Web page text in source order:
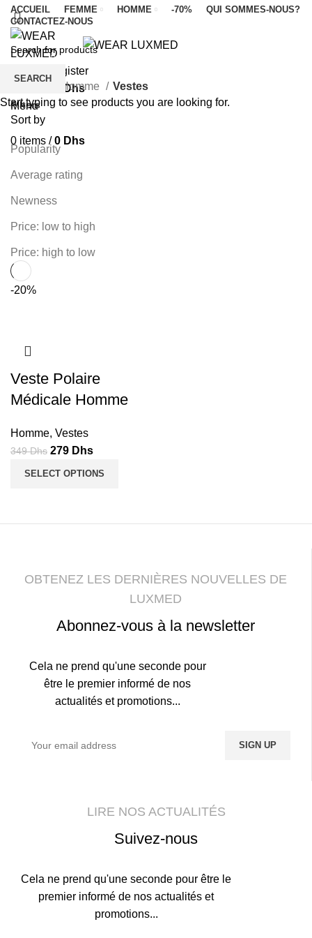
ACCUEIL FEMME HOMME -70%
QUI SOMMES-NOUS?
CONTACTEZ-NOUS
Login / Register
Dhs
Menu
0 items / 0 Dhs
Homme Vestes
Filters
Sort by
Popularity
Average rating
Newness
Price: low to high
Price: high to low
-20%
Veste Polaire
Médicale Homme
Homme, Vestes
349Dhs Le
prix
279 DhsLe
prix
SELECT OPTIONS
OBTENEZ LES DERNIÈRES NOUVELLES DE
LUXMED
Abonnez-vous à la newsletter
Cela ne prend qu'une seconde pour
être le premier informé de nos
actualités et promotions...
LIRE NOS ACTUALITÉS
Suivez-nous
Cela ne prend qu'une seconde pour être le
premier informé de nos actualités et
promotions...
SEARCH
Start typing to see products you are looking for.